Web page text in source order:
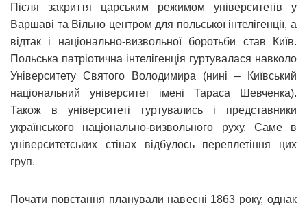
Після закриття царським режимом університетів у
Варшаві та Вільно центром для польської інтелігенції, а
відтак і національно-визвольної боротьби став Київ.
Польська патріотична інтелігенція гуртувалася навколо
Університету Святого Володимира (нині – Київський
національний університет імені Тараса Шевченка).
Також в університеті гуртувались і представники
українського національно-визвольного руху. Саме в
університетських стінах відбулось переплетіння цих
груп.
Почати повстання планували навесні 1863 року, однак